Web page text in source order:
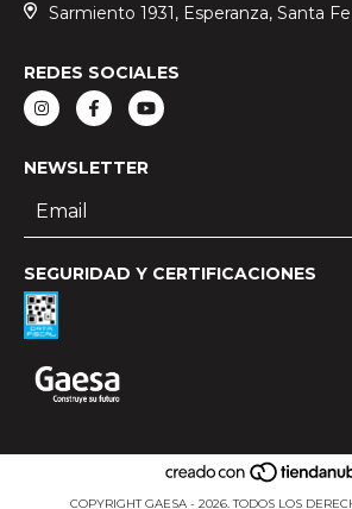
Sarmiento 1931, Esperanza, Santa Fe
REDES SOCIALES
NEWSLETTER
SEGURIDAD Y CERTIFICACIONES
COPYRIGHT GAESA - 2026. TODOS LOS